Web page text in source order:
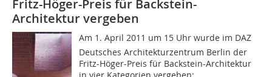
Fritz-Höger-Preis für Backstein-
Architektur vergeben
Am 1. April 2011 um 15 Uhr wurde im DAZ 
Deutsches Architekturzentrum Berlin der
Fritz-Höger-Preis für Backstein-Architektur